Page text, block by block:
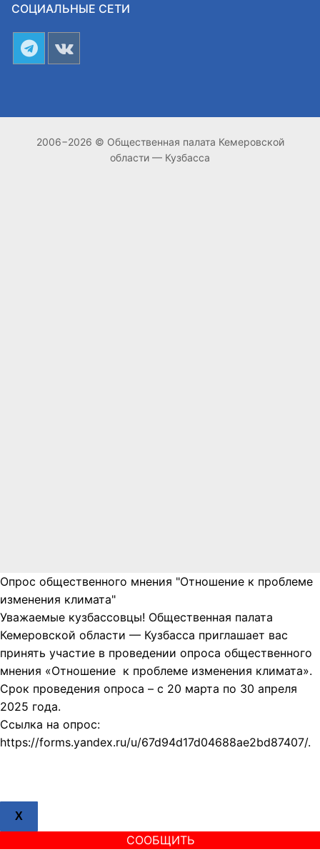
СОЦИАЛЬНЫЕ СЕТИ
2006−2026 © Общественная палата Кемеровской
области — Кузбасса
Опрос общественного мнения "Отношение к проблеме
изменения климата"
Уважаемые кузбассовцы! Общественная палата
Кемеровской области — Кузбасса приглашает вас
принять участие в проведении опроса общественного
мнения «Отношение к проблеме изменения климата».
Срок проведения опроса – с 20 марта по 30 апреля
2025 года.
Ссылка на опрос:
https://forms.yandex.ru/u/67d94d17d04688ae2bd87407/.
X
СООБЩИТЬ